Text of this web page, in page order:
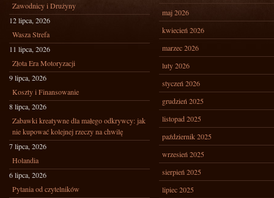
Zawodnicy i Drużyny
12 lipca, 2026
Wasza Strefa
11 lipca, 2026
Złota Era Motoryzacji
9 lipca, 2026
Koszty i Finansowanie
8 lipca, 2026
Zabawki kreatywne dla małego odkrywcy: jak
nie kupować kolejnej rzeczy na chwilę
7 lipca, 2026
Holandia
6 lipca, 2026
Pytania od czytelników
maj 2026
kwiecień 2026
marzec 2026
luty 2026
styczeń 2026
grudzień 2025
listopad 2025
październik 2025
wrzesień 2025
sierpień 2025
lipiec 2025